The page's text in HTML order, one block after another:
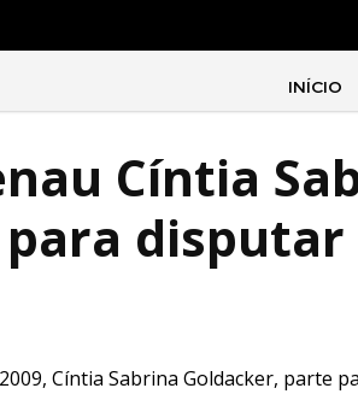
INÍCIO
Cíntia
Cíntia Sabrina Goldacker, parte